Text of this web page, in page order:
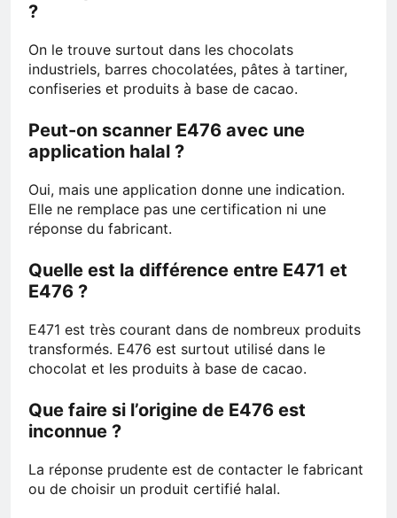
?
On le trouve surtout dans les chocolats
industriels, barres chocolatées, pâtes à tartiner,
confiseries et produits à base de cacao.
Peut-on scanner E476 avec une
application halal ?
Oui, mais une application donne une indication.
Elle ne remplace pas une certification ni une
réponse du fabricant.
Quelle est la différence entre E471 et
E476 ?
E471 est très courant dans de nombreux produits
transformés. E476 est surtout utilisé dans le
chocolat et les produits à base de cacao.
Que faire si l’origine de E476 est
inconnue ?
La réponse prudente est de contacter le fabricant
ou de choisir un produit certifié halal.